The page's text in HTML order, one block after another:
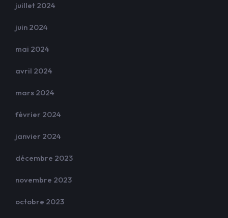
juillet 2024
juin 2024
mai 2024
avril 2024
mars 2024
février 2024
janvier 2024
décembre 2023
novembre 2023
octobre 2023